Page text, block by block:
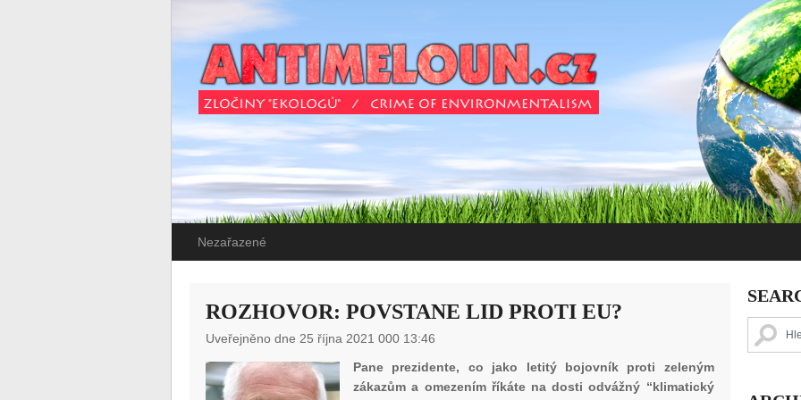
Nezařazené
ROZHOVOR: POVSTANE LID PROTI EU?
Uveřejněno dne 25 října 2021 000 13:46
Pane prezidente, co jako letitý bojovník proti zeleným
zákazům a omezením říkáte na dosti odvážný “klimatický